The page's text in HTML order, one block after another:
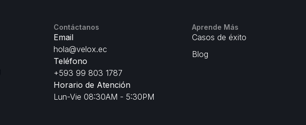
Contáctanos
Email
hola@velox.ec
Teléfono
+593 99 803 1787
Horario de Atención
Lun-Vie 08:30AM - 5:30PM
Aprende Más
Casos de éxito
Blog